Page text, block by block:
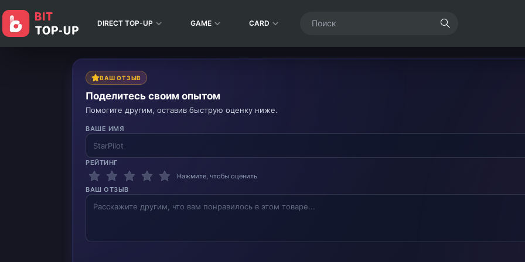
DIRECT TOP-UP GAME CARD
ВАШ ОТЗЫВ
Поделитесь своим опытом
Помогите другим, оставив быструю оценку ниже.
ВАШЕ ИМЯ
РЕЙТИНГ
Нажмите, чтобы оценить
ВАШ ОТЗЫВ